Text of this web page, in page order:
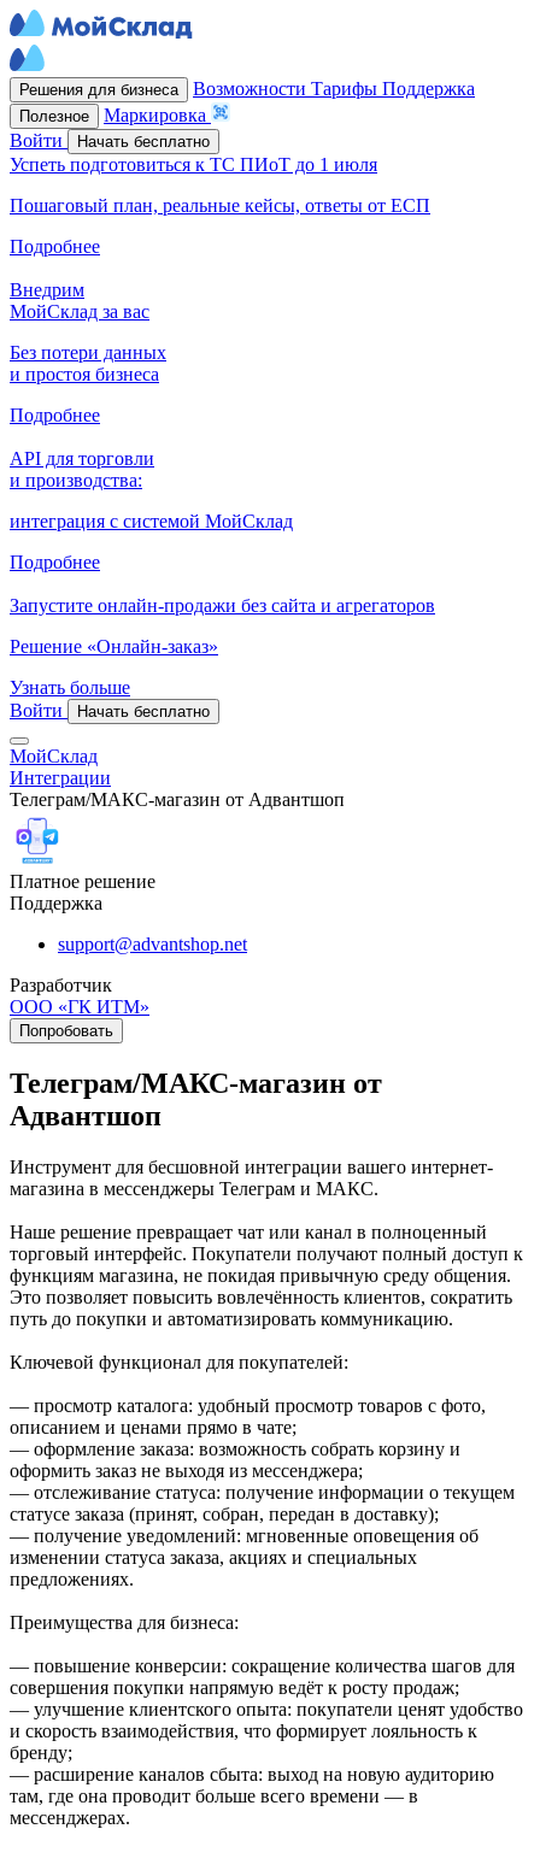
Решения для бизнеса Возможности Тарифы Поддержка
Полезное
Маркировка
Войти
Начать бесплатно
Успеть подготовиться к ТС ПИоТ до 1 июля
Пошаговый план, реальные кейсы, ответы от ЕСП
Подробнее
Внедрим
МойСклад за вас
Без потери данных
и простоя бизнеса
Подробнее
API для торговли
и производства:
интеграция с системой МойСклад
Подробнее
Запустите онлайн-продажи без сайта и агрегаторов
Решение «Онлайн-заказ»
Узнать больше
Войти
Начать бесплатно
МойСклад
Интеграции
Телеграм/МАКС-магазин от Адвантшоп
Платное решение
Поддержка
support@advantshop.net
Разработчик
ООО «ГК ИТМ»
Попробовать
Телеграм/МАКС-магазин от
Адвантшоп
Инструмент для бесшовной интеграции вашего интернет-
магазина в мессенджеры Телеграм и МАКС.
Наше решение превращает чат или канал в полноценный
торговый интерфейс. Покупатели получают полный доступ к
функциям магазина, не покидая привычную среду общения.
Это позволяет повысить вовлечённость клиентов, сократить
путь до покупки и автоматизировать коммуникацию.
Ключевой функционал для покупателей:
— просмотр каталога: удобный просмотр товаров с фото,
описанием и ценами прямо в чате;
— оформление заказа: возможность собрать корзину и
оформить заказ не выходя из мессенджера;
— отслеживание статуса: получение информации о текущем
статусе заказа (принят, собран, передан в доставку);
— получение уведомлений: мгновенные оповещения об
изменении статуса заказа, акциях и специальных
предложениях.
Преимущества для бизнеса:
— повышение конверсии: сокращение количества шагов для
совершения покупки напрямую ведёт к росту продаж;
— улучшение клиентского опыта: покупатели ценят удобство
и скорость взаимодействия, что формирует лояльность к
бренду;
— расширение каналов сбыта: выход на новую аудиторию
там, где она проводит больше всего времени — в
мессенджерах.